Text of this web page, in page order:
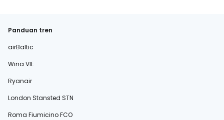
Panduan tren
airBaltic
Wina VIE
Ryanair
London Stansted STN
Roma Fiumicino FCO